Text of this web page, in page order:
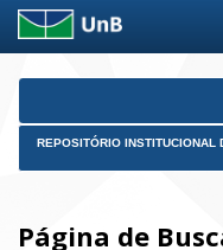
Skip
REPOSITÓRIO INSTITUCIONAL
Página de